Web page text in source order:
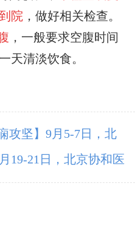
院 ，做好相关检查。
，一般要求空腹时间
天清淡饮食。
攻坚】9月5-7日，北
博士成都公益会诊，
19-21日，北京协和医
，共筑全年龄段抗癫